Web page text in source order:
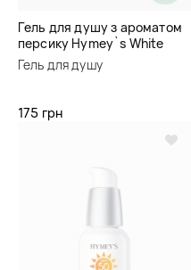
Гель для душу з ароматом
персику Hymey`s White
Peach Tea Tea Fragrance
Shower Gel
Гель для душу
175 грн